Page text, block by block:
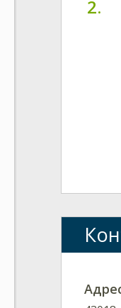
2.